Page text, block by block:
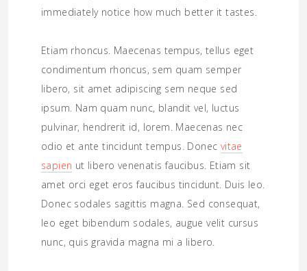
immediately notice how much better it tastes.
Etiam rhoncus. Maecenas tempus, tellus eget
condimentum rhoncus, sem quam semper
libero, sit amet adipiscing sem neque sed
ipsum. Nam quam nunc, blandit vel, luctus
pulvinar, hendrerit id, lorem. Maecenas nec
odio et ante tincidunt tempus. Donec vitae
sapien ut libero venenatis faucibus. Etiam sit
amet orci eget eros faucibus tincidunt. Duis leo.
Donec sodales sagittis magna. Sed consequat,
leo eget bibendum sodales, augue velit cursus
nunc, quis gravida magna mi a libero.